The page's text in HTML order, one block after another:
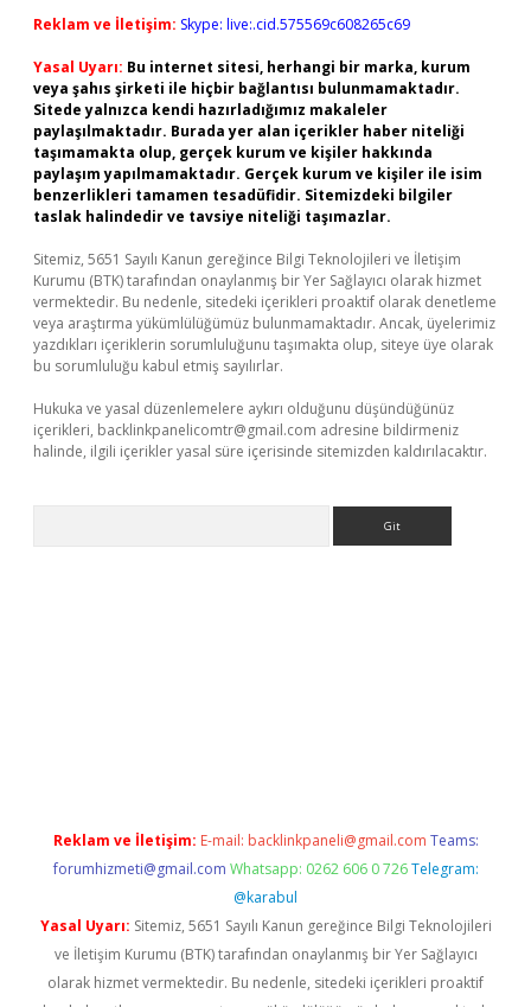
Reklam ve İletişim: Skype: live:.cid.575569c608265c69
Yasal Uyarı: Bu internet sitesi, herhangi bir marka, kurum
veya şahıs şirketi ile hiçbir bağlantısı bulunmamaktadır.
Sitede yalnızca kendi hazırladığımız makaleler
paylaşılmaktadır. Burada yer alan içerikler haber niteliği
taşımamakta olup, gerçek kurum ve kişiler hakkında
paylaşım yapılmamaktadır. Gerçek kurum ve kişiler ile isim
benzerlikleri tamamen tesadüfidir. Sitemizdeki bilgiler
taslak halindedir ve tavsiye niteliği taşımazlar.
Sitemiz, 5651 Sayılı Kanun gereğince Bilgi Teknolojileri ve İletişim
Kurumu (BTK) tarafından onaylanmış bir Yer Sağlayıcı olarak hizmet
vermektedir. Bu nedenle, sitedeki içerikleri proaktif olarak denetleme
veya araştırma yükümlülüğümüz bulunmamaktadır. Ancak, üyelerimiz
yazdıkları içeriklerin sorumluluğunu taşımakta olup, siteye üye olarak
bu sorumluluğu kabul etmiş sayılırlar.
Hukuka ve yasal düzenlemelere aykırı olduğunu düşündüğünüz
içerikleri, backlinkpanelicomtr@gmail.com adresine bildirmeniz
halinde, ilgili içerikler yasal süre içerisinde sitemizden kaldırılacaktır.
Reklam ve İletişim: E-mail: backlinkpaneli@gmail.com Teams:
forumhizmeti@gmail.com Whatsapp: 0262 606 0 726 Telegram:
@karabul
Yasal Uyarı: Sitemiz, 5651 Sayılı Kanun gereğince Bilgi Teknolojileri
ve İletişim Kurumu (BTK) tarafından onaylanmış bir Yer Sağlayıcı
olarak hizmet vermektedir. Bu nedenle, sitedeki içerikleri proaktif